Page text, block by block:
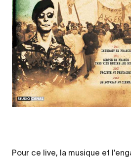
Pour ce live, la musique et